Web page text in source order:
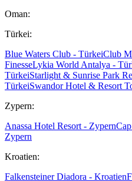
Oman:
Türkei:
Blue Waters Club - TürkeiClub
FinesseLykia World Antalya -
TürkeiStarlight & Sunrise Park
TürkeiSwandor Hotel & Resort
Zypern:
Anassa Hotel Resort - Zypern
Zypern
Kroatien:
Falkensteiner Diadora - Kroatien